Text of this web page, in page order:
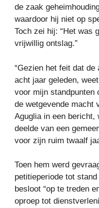
de zaak
waardoor hij niet op
Toch zei hij: “Het was
vrijwillig ontslag.”
“Gezien het feit dat
acht jaar geleden,
voor mijn standpunten
de wetgevende macht
Aguglia in een bericht,
deelde van een
voor zijn ruim twaalf
Toen hem werd
petitieperiode tot
besloot “op te treden
oproep tot